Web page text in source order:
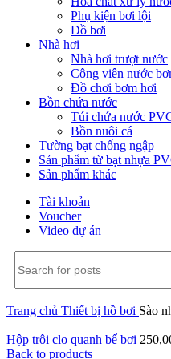
Phụ kiện bơi lội
Đồ bơi
Nhà hơi
Nhà hơi trượt nước
Công viên nước
Đồ chơi bơm hơi
Bồn chứa nước
Túi chứa nước
Bồn nuôi cá
Tường bạt chống ngập
Sản phẩm từ bạt nhựa
Sản phẩm khác
Tài khoản
Voucher
Video dự án
Trang chủ Thiết bị hồ bơi Sào
Hộp trôi clo quanh bể bơi
Back to products